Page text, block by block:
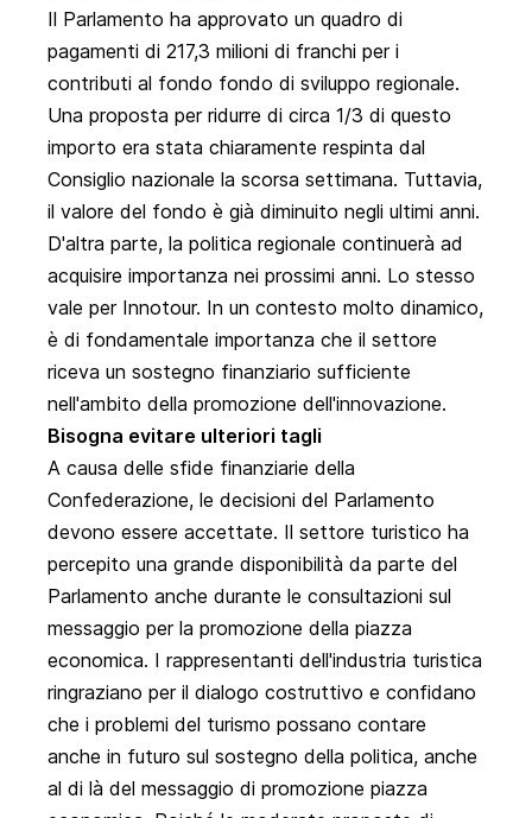
Il Parlamento ha approvato un quadro di
pagamenti di 217,3 milioni di franchi per i
contributi al fondo fondo di sviluppo regionale.
Una proposta per ridurre di circa 1/3 di questo
importo era stata chiaramente respinta dal
Consiglio nazionale la scorsa settimana. Tuttavia,
il valore del fondo è già diminuito negli ultimi anni.
D'altra parte, la politica regionale continuerà ad
acquisire importanza nei prossimi anni. Lo stesso
vale per Innotour. In un contesto molto dinamico,
è di fondamentale importanza che il settore
riceva un sostegno finanziario sufficiente
nell'ambito della promozione dell'innovazione.
Bisogna evitare ulteriori tagli
A causa delle sfide finanziarie della
Confederazione, le decisioni del Parlamento
devono essere accettate. Il settore turistico ha
percepito una grande disponibilità da parte del
Parlamento anche durante le consultazioni sul
messaggio per la promozione della piazza
economica. I rappresentanti dell'industria turistica
ringraziano per il dialogo costruttivo e confidano
che i problemi del turismo possano contare
anche in futuro sul sostegno della politica, anche
al di là del messaggio di promozione piazza